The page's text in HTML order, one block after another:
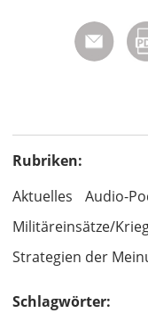
Rubriken:
Aktuelles
Audio-
Militäreinsätze/
Strategien der
Schlagwörter: